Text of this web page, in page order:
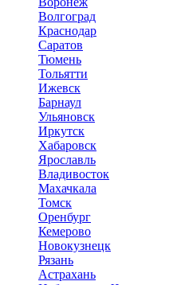
Волгоград
Краснодар
Саратов
Тюмень
Тольятти
Ижевск
Барнаул
Ульяновск
Иркутск
Хабаровск
Ярославль
Владивосток
Махачкала
Томск
Оренбург
Кемерово
Новокузнецк
Рязань
Астрахань